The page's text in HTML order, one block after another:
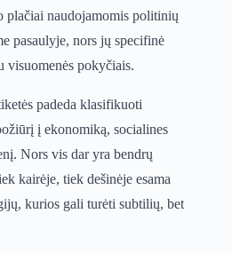
plačiai naudojamomis politinių
pasaulyje, nors jų specifinė
visuomenės pokyčiais.
padeda klasifikuoti
į ekonomiką, socialines
Nors vis dar yra bendrų
kairėje, tiek dešinėje esama
kurios gali turėti subtilių, bet